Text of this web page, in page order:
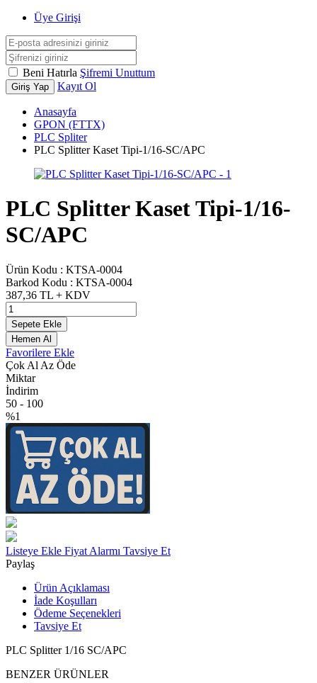
Üye Girişi
Beni Hatırla Şifremi Unuttum
Giriş Yap Kayıt Ol
Anasayfa
GPON (FTTX)
PLC Spliter
PLC Splitter Kaset Tipi-1/16-SC/APC
PLC Splitter Kaset Tipi-1/16-
SC/APC
Ürün Kodu : KTSA-0004
Barkod Kodu : KTSA-0004
387,36 TL + KDV
Sepete Ekle
Hemen Al
Favorilere Ekle
Çok Al Az Öde
Miktar
İndirim
50 - 100
%1
Listeye Ekle Fiyat Alarmı Tavsiye Et
Paylaş
Ürün Açıklaması
İade Koşulları
Ödeme Seçenekleri
Tavsiye Et
PLC Splitter 1/16 SC/APC
BENZER ÜRÜNLER